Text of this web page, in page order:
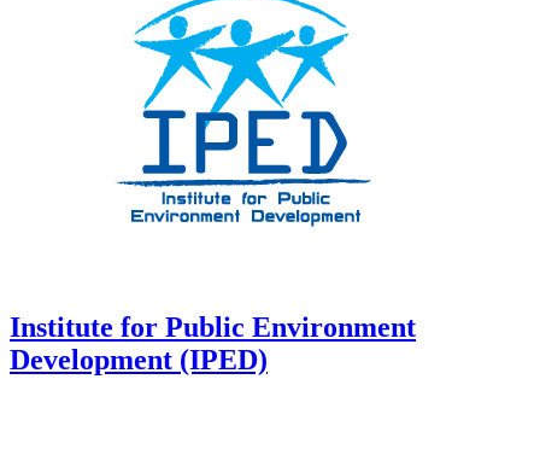
Institute for Public Environment
Development (IPED)